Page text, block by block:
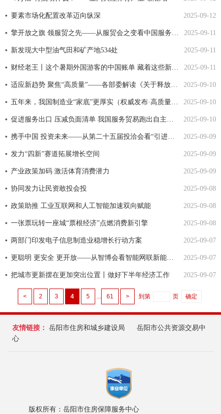
2025-09-12
要素市场化配置改革迈向纵深
2025-09-11
擎开放之旗 领服贸之先——从服贸会之变看中国服务业开放新标杆
2025-09-11
新发现大中型油气田和矿产地534处
2025-09-11
财经老王丨这个暑期外国游客的中国账单 藏着这些新变化
2025-09-10
适应新趋势 聚焦“高质量”——各部委解读《关于释放体育消费潜力进一步推进体育产业高质量发展的意见》
2025-09-10
五年来，我国制造业“家底”更厚实（权威发布·高质量完成“十四五”规划）
2025-09-10
促进服务出口 压减负面清单 我国服务贸易跑出自主开放“加速度”
2025-09-09
携手中国 投资未来——从第二十五届投洽会看“引进来”“走出去”新气象
2025-09-09
发力“四新”赛道拓展增长空间
2025-09-09
产业政策加码 激活体育消费潜力
2025-09-08
协同发力让民资敢投会投
2025-09-08
政策助推 工业互联网和人工智能加速双向赋能
2025-09-08
一张票玩转一座城“票根经济”点燃消费新引擎
2025-09-07
两部门印发电子信息制造业稳增长行动方案
2025-09-07
更聪明 更安全 更开放——从智博会看智能网联新能源汽车新趋势
2025-09-07
把城市更新摆在更加突出位置丨做好下半年经济工作
< 2 3 4 5 ... 61 > 到第 页 确定
友情链接： 岳阳市住房和城乡建设局
岳阳市公共资源交易中
心
版权所有：岳阳市住房保障服务中心